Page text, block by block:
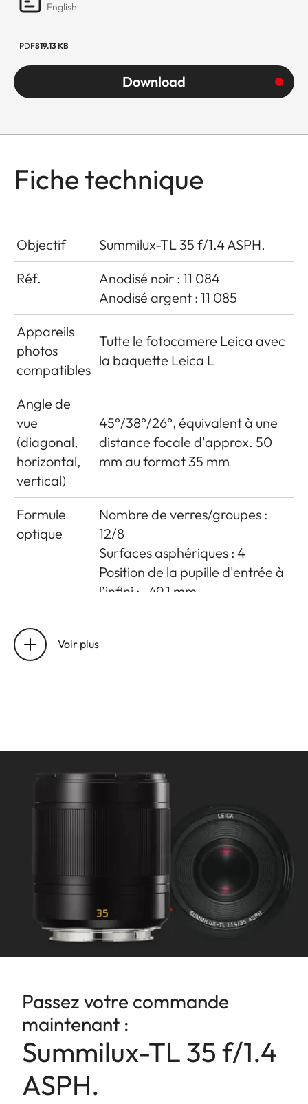
English
PDF819.13 KB
Download
Fiche technique
Objectif
Summilux-TL 35 f/1.4 ASPH.
Réf.
Anodisé noir : 11 084
Anodisé argent : 11 085
Appareils
photos
compatibles
Tutte le fotocamere Leica avec
la baquette Leica L
Angle de
vue
(diagonal,
horizontal,
vertical)
45°/38°/26°, équivalent à une
distance focale d'approx. 50
mm au format 35 mm
Formule
optique
Nombre de verres/groupes :
12/8
Surfaces asphériques : 4
Position de la pupille d'entrée à
l’infini : -49.1 mm
Réglages
de distance
Plus petit objet/Plus large objet
dans le champ de vision : 220 x
Réglage : Électronique,
ajustement grâce au boutons
de réglages de l'appareil,
troisièmes valeurs disponibles
Plus petite valeur : 16
Fermeture
baïonnette
Porte-filtre/
Parasoleil
Filetage interne pour les filtres
E60, porte filtre non vissable,
Voir plus
Passez votre commande
maintenant :
Summilux-TL 35 f/1.4
ASPH.